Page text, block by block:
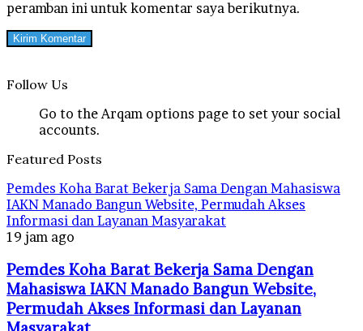
peramban ini untuk komentar saya berikutnya.
Follow Us
Go to the Arqam options page to set your social
accounts.
Featured Posts
Pemdes Koha Barat Bekerja Sama Dengan Mahasiswa
IAKN Manado Bangun Website, Permudah Akses
Informasi dan Layanan Masyarakat
19 jam ago
Pemdes Koha Barat Bekerja Sama Dengan
Mahasiswa IAKN Manado Bangun Website,
Permudah Akses Informasi dan Layanan